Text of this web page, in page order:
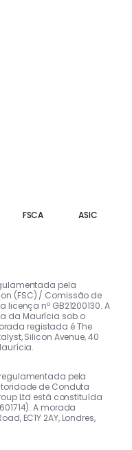
FSCA ASIC
pela
(FSC) / Comissão de
nº GB21200130. A
da Maurícia sob o
registada é The
Silicon Avenue, 40
regulamentada pela
de Conduta
Ltd está constituída
A morada
EC1Y 2AY, Londres,